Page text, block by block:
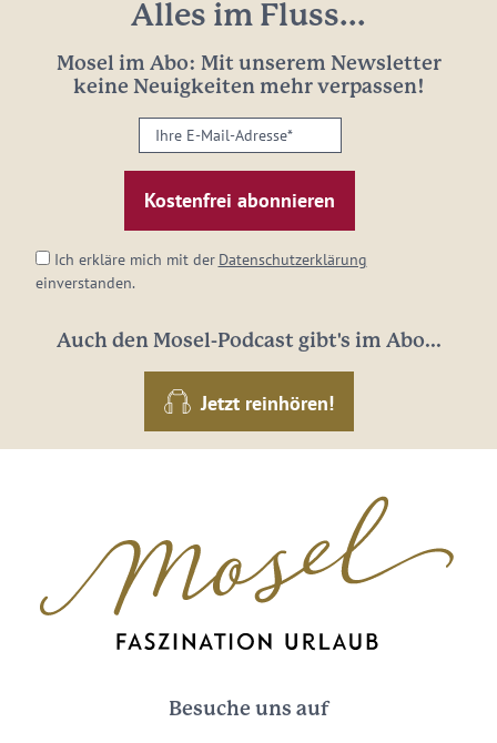
Alles im Fluss...
Mosel im Abo: Mit unserem Newsletter
keine Neuigkeiten mehr verpassen!
Ihre
E-
Mail-
Adresse:
Ich erkläre mich mit der Datenschutzerklärung
einverstanden.
Auch den Mosel-Podcast gibt's im Abo...
Jetzt reinhören!
Besuche uns auf